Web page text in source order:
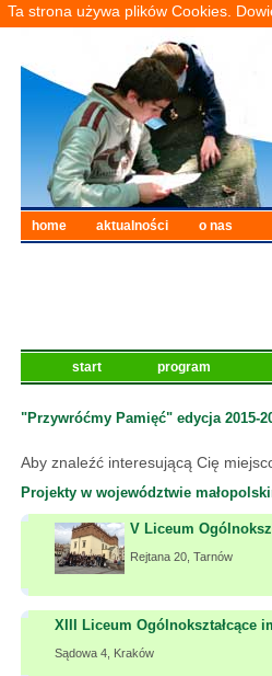
Ta strona używa plików Cookies.
home aktualności o nas
start program
"Przywróćmy Pamięć" edycja 2015-
Aby znaleźć interesującą Cię
Projekty w województwie
V Liceum
Rejtana 20, Tarnów
XIII Liceum Ogólnokształcące
Sądowa 4, Kraków